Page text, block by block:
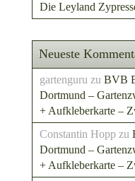
Die Leyland
Neueste
gartenguru zu BVB
Dortmund –
+ Aufkleberkarte –
Constantin Hoppzu
Dortmund –
+ Aufkleberkarte –